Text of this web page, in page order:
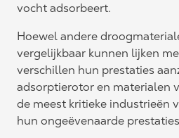
vocht adsorbeert.
Hoewel andere
vergelijkbaar kunnen lijken
verschillen hun prestaties
adsorptierotor en materialen
de meest kritieke industrieën
hun ongeëvenaarde